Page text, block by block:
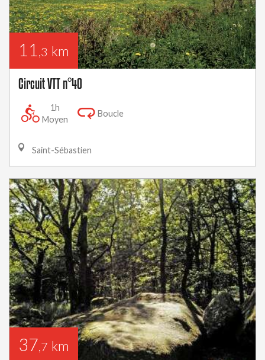
11 ,3 km
Circuit VTT n°40
1h
Moyen
Boucle
Saint-Sébastien
37 ,7 km